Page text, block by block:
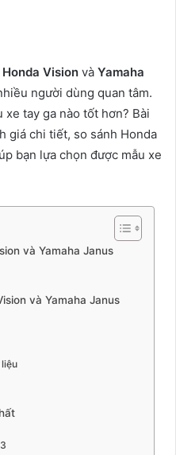
Honda Vision và Yamaha
người dùng quan tâm.
xe tay ga nào tốt hơn? Bài
giá chi tiết, so sánh Honda
bạn lựa chọn được mẫu xe
và Yamaha Janus
và Yamaha Janus